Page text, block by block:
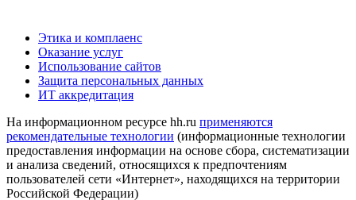
Этика и комплаенс
Оказание услуг
Использование сайтов
Защита персональных данных
ИТ аккредитация
На информационном ресурсе hh.ru применяются
рекомендательные технологии (информационные технологии
предоставления информации на основе сбора, систематизации
и анализа сведений, относящихся к предпочтениям
пользователей сети «Интернет», находящихся на территории
Российской Федерации)